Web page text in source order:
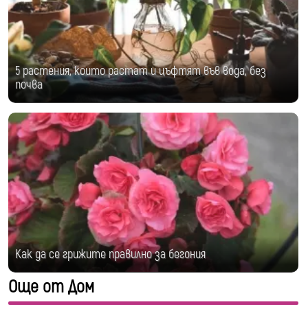
5 растения, които растат и цъфтят във вода, без
почва
Как да се грижите правилно за бегония
Още от Дом